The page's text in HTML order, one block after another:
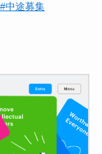
#中途募集